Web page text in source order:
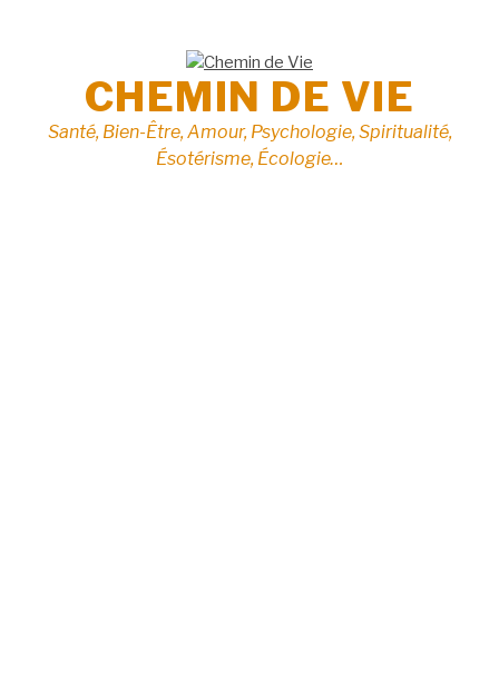
CHEMIN DE VIE
Santé, Bien-Être, Amour, Psychologie, Spiritualité,
Ésotérisme, Écologie…